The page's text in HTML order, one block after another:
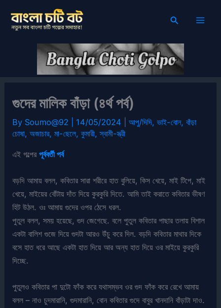
content
Search
গুদের মালিক বাঁড়া (৪র্থ পর্ব)
By Soumo@92 14/05/2024 |আপু/দিদি,ভাই-বোন,বাঁড়া
চোষা,অজাচার,মা-ছেলে,কুমারী,স্বামী-স্ত্রী
এই গল্পেরপূর্ববর্তী পর্ব
বড়দি আমায় বলল, কবিতার সারা শরীরে হাত বুলিয়ে, কিস খেয়ে, মাই টিপে, মাই
খেয়ে, মাইয়ের বোঁটায় দাঁত দিয়ে কুরকুরি দিতে. আমি তাই করাতে কবিতার ভীষণ
হিট উঠল. ওঃ আমায় গুদের ওপর ঠেসে ধরল.
পুতুল বলল, সময় হয়েছে, গুদ জেগেছে. বলে পুতুল কবিতার পাছার তলায় বিশাল
একটা বালিশ গুজে দিয়ে গুদটা আরও উঁচু করে দিল. বড়দি কবিতার মাথার দিকে
বসে হাত ধরে আছে একটা হাত দিয়ে আর অন্য হাত দিয়ে ওর মাইয়ে কুরকুরি
দিচ্ছে.
পুতুলও কবিতার পা দুটো ফাঁক করে যথাসম্ভব ওর গুদ ফাঁক করে রেখে আমায়
বলল – নাও চুদমারানি, গুদমারানি, বোন কবিতার গুদে বাবুর খানদানি বাঁড়াটা দাও.